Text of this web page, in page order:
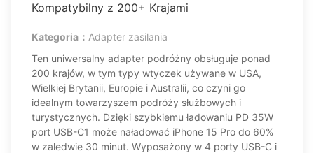
Kompatybilny z 200+ Krajami
Kategoria： Adapter zasilania
Ten uniwersalny adapter podróżny obsługuje ponad
200 krajów, w tym typy wtyczek używane w USA,
Wielkiej Brytanii, Europie i Australii, co czyni go
idealnym towarzyszem podróży służbowych i
turystycznych. Dzięki szybkiemu ładowaniu PD 35W
port USB-C1 może naładować iPhone 15 Pro do 60%
w zaledwie 30 minut. Wyposażony w 4 porty USB-C i